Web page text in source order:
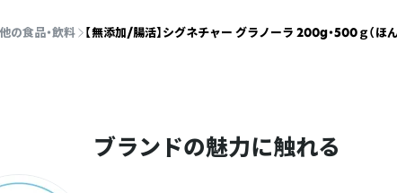
の食品・飲料 【無添加/腸活】シグネチャー グラノーラ 200g・500ｇ（
ブランドの魅力に触れる